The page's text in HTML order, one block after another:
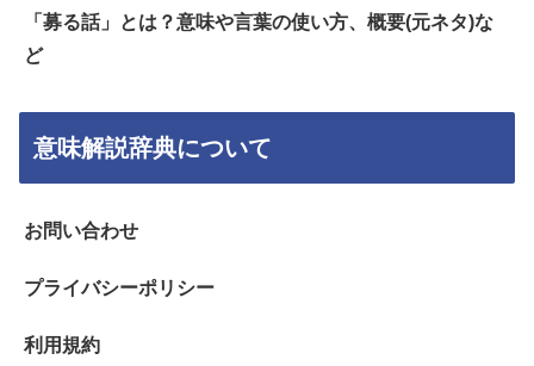
「募る話」とは？意味や言葉の使い方、概要(元ネタ)な
ど
意味解説辞典について
お問い合わせ
プライバシーポリシー
利用規約